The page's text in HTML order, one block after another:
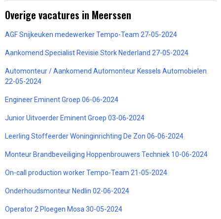
Overige vacatures in Meerssen
AGF Snijkeuken medewerker Tempo-Team 27-05-2024
Aankomend Specialist Revisie Stork Nederland 27-05-2024
Automonteur / Aankomend Automonteur Kessels Automobielen
22-05-2024
Engineer Eminent Groep 06-06-2024
Junior Uitvoerder Eminent Groep 03-06-2024
Leerling Stoffeerder Woninginrichting De Zon 06-06-2024
Monteur Brandbeveiliging Hoppenbrouwers Techniek 10-06-2024
On-call production worker Tempo-Team 21-05-2024
Onderhoudsmonteur Nedlin 02-06-2024
Operator 2 Ploegen Mosa 30-05-2024